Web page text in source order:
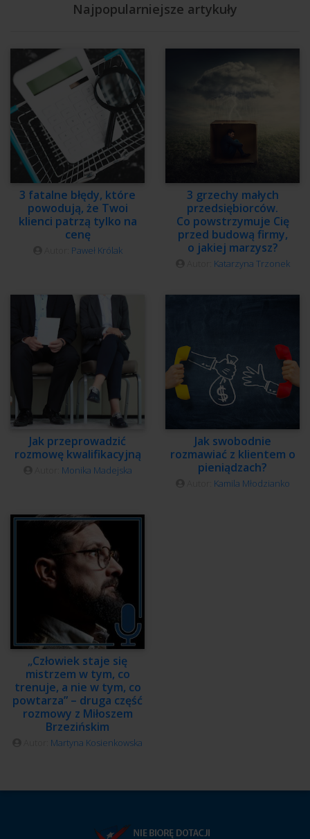
Najpopularniejsze artykuły
3 fatalne błędy, które
powodują, że Twoi
klienci patrzą tylko na
cenę
Paweł Królak
3 grzechy małych
przedsiębiorców.
Co powstrzymuje Cię
przed budową firmy,
o jakiej marzysz?
Katarzyna Trzonek
Jak przeprowadzić
rozmowę kwalifikacyjną
Monika Madejska
Jak swobodnie
rozmawiać z klientem o
pieniądzach?
Kamila Młodzianko
„Człowiek staje się
mistrzem w tym, co
trenuje, a nie w tym, co
powtarza” – druga część
rozmowy z Miłoszem
Brzezińskim
Martyna Kosienkowska